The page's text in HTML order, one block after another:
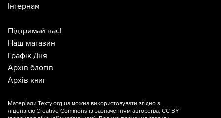
Інтернам
Підтримай нас!
Наш магазин
Графік Дня
Архів блогів
Архів книг
Матеріали Texty.org.ua можна використовувати згідно з
ліцензією Creative Commons із зазначенням авторства, CC BY